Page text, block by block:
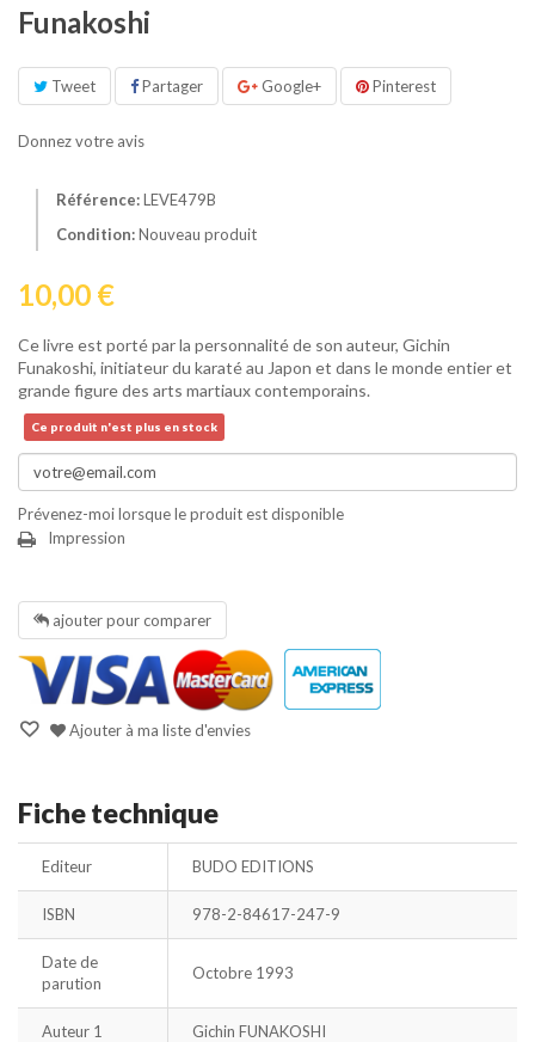
Funakoshi
Tweet Partager Google+ Pinterest
Donnez votre avis
Référence:LEVE479B
Condition:Nouveau produit
10,00 €
Ce livre est porté par la personnalité de son auteur, Gichin
Funakoshi, initiateur du karaté au Japon et dans le monde entier et
grande figure des arts martiaux contemporains.
Ce produit n'est plus en stock
Prévenez-moi lorsque le produit est disponible
Impression
ajouter pour comparer
Ajouter à ma liste d'envies
Fiche technique
Editeur BUDO EDITIONS
ISBN 978-2-84617-247-9
Date de
parution
Octobre 1993
Auteur 1 Gichin FUNAKOSHI